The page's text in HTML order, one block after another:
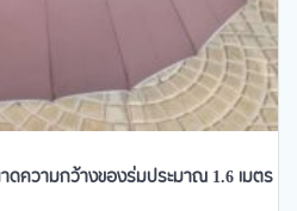
ความกว้างของร่มประมาณ 1.6 เมตร